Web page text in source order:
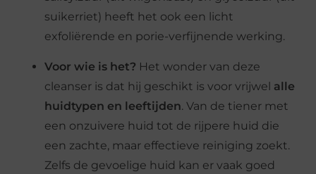
suikerriet) heeft het ook een licht
exfoliërende en porie-verfijnende werking.
Voor wie is het? Het wonder van deze
cleanser is dat hij geschikt is voor vrijwel alle
huidtypen en leeftijden. Van de tiener met
een onzuivere huid tot de rijpere huid die
een zachte, maar effectieve reiniging zoekt.
Zelfs de gevoelige huid kan er vaak goed